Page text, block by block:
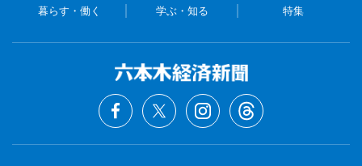
暮らす・働く 学ぶ・知る 特集